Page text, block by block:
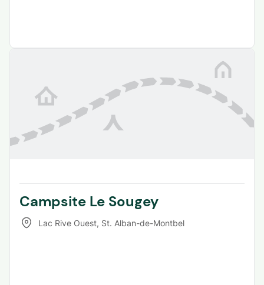
Campsite Le Sougey
Lac Rive Ouest, St. Alban-de-Montbel